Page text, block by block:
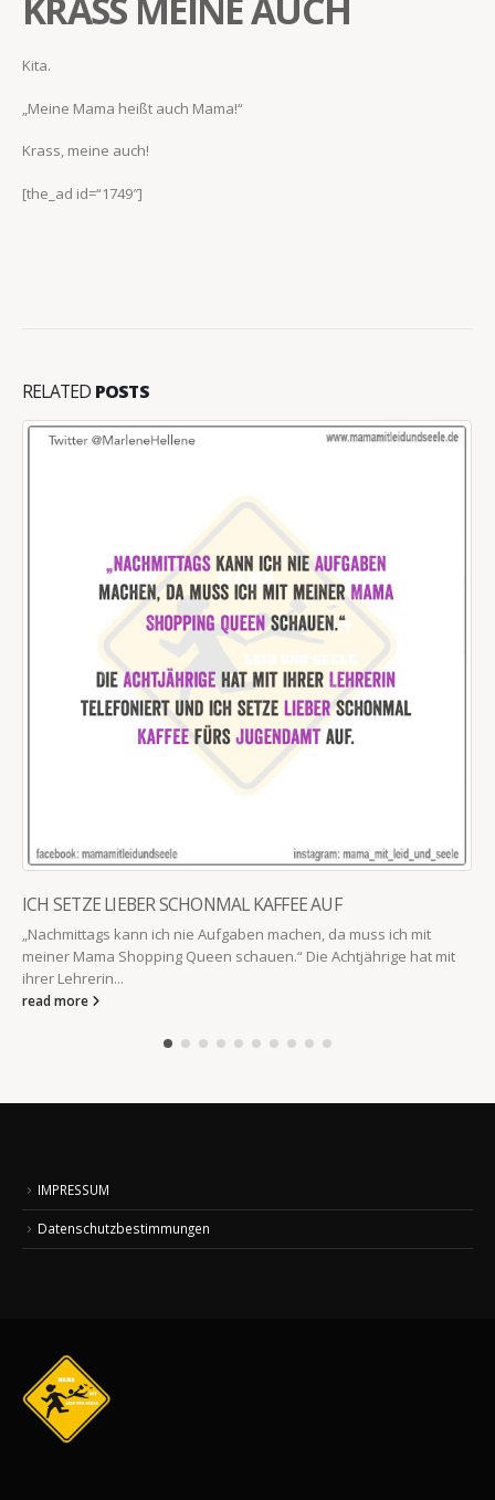
Kita.
„Meine Mama heißt auch Mama!“
Krass, meine auch!
[the_ad id=“1749″]
RELATED POSTS
AUF
da muss ich mit
Die Achtjährige hat mit
EIN GUTER KOLLEGE
Ein guter Kollege fragt nicht, wie es dir
Kaffee hast.
read more
Datenschutzbestimmungen